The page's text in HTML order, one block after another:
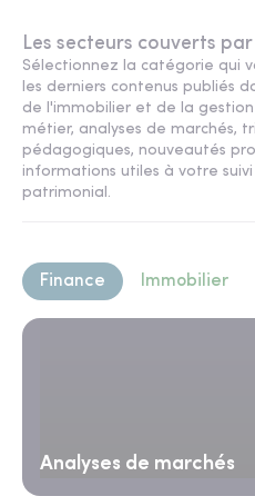
Les secteurs couverts
Sélectionnez la catégorie qui
les derniers contenus publiés
de l'immobilier et de la
métier, analyses de marchés,
pédagogiques, nouveautés
informations utiles à votre
patrimonial.
Finance Immobilier
Analyses de marchés